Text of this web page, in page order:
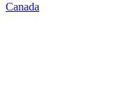
Canada